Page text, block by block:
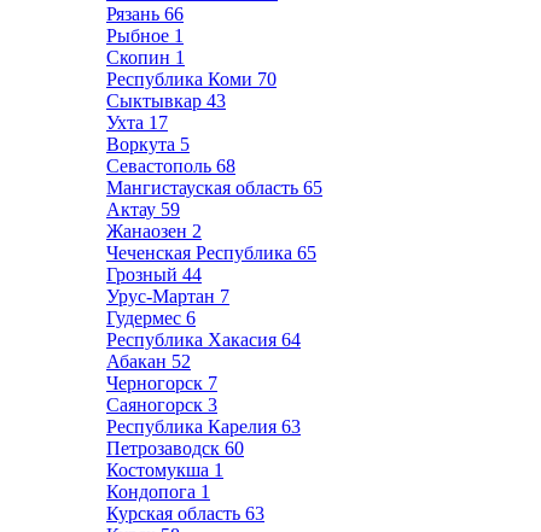
Рязань 66
Рыбное 1
Скопин 1
Республика Коми 70
Сыктывкар 43
Ухта 17
Воркута 5
Севастополь 68
Мангистауская область 65
Актау 59
Жанаозен 2
Чеченская Республика 65
Грозный 44
Урус-Мартан 7
Гудермес 6
Республика Хакасия 64
Абакан 52
Черногорск 7
Саяногорск 3
Республика Карелия 63
Петрозаводск 60
Костомукша 1
Кондопога 1
Курская область 63